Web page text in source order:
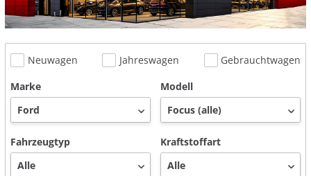
Neuwagen Jahreswagen
Gebrauchtwagen
Marke
Modell
Fahrzeugtyp Kraftstoffart